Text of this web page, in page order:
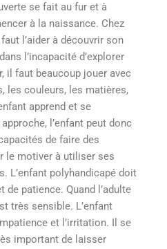
se fait au fur et à
à la naissance. Chez
l’aider à découvrir son
l’incapacité d’explorer
il faut beaucoup jouer avec
les couleurs, les matières,
apprend et se
l’enfant peut donc
de faire des
le motiver à utiliser ses
L’enfant polyhandicapé doit
de patience. Quand l’adulte
très sensible. L’enfant
et l’irritation. Il se
important de laisser